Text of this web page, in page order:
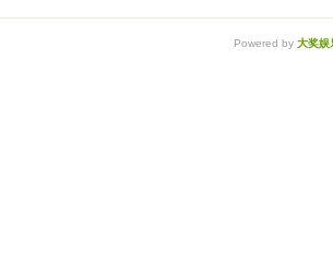
Powered by 大奖娱